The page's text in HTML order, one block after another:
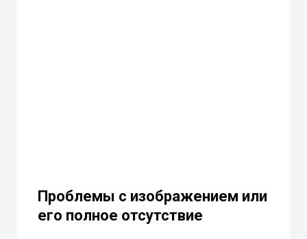
Проблемы с изображением или
его полное отсутствие